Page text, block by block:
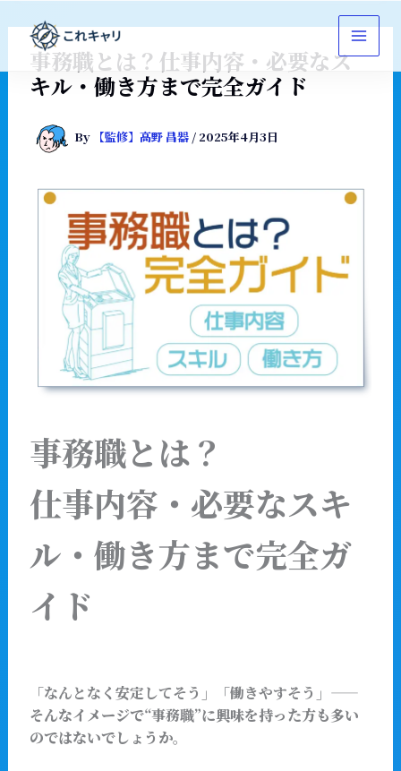
容
ス
事務職とは？仕事内容・必要なス
キル・働き方まで完全ガイド
By 【監修】高野 昌器 / 2025年4月3日
事務職とは？
仕事内容・必要なスキ
ル・働き方まで完全ガ
イド
「なんとなく安定してそう 」「働きやすそう 」――
そんなイメージで“事務職”に興味を持った方も多い
のではないでしょうか。